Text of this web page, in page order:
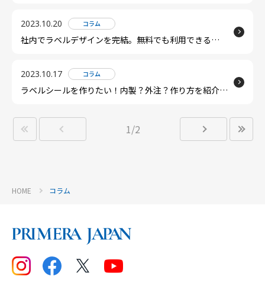
2023.10.20 コラム
社内でラベルデザインを完結。無料でも利用できる
2023.10.17 コラム
ラベルシールを作りたい！内製？外注？作り方を紹介し
1/2
HOME コラム